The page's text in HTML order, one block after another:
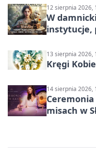
12 sierpnia 2026,
W
instytucje,
13 sierpnia 2026,
Kręgi
14 sierpnia 2026,
misach w